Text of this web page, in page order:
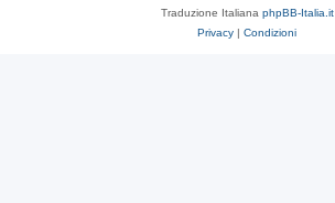
Traduzione Italiana phpBB-Italia.it
Privacy | Condizioni